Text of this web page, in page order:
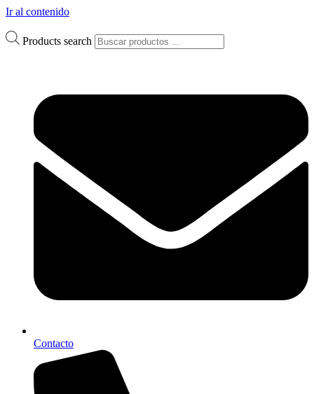
Ir al contenido
Products search
Contacto